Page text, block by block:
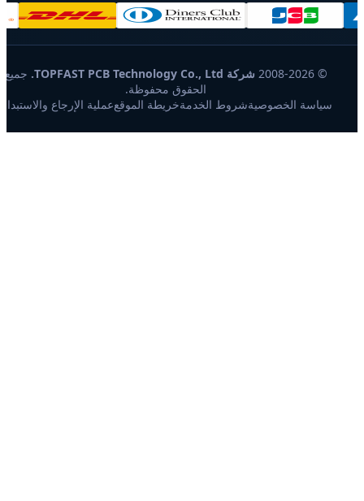
شركة TOPFAST PCB Technology Co., Ltd.
جميع
الحقوق محفوظة.
سياسة الخصوصيةشروط الخدمةخريطة الموقععملية الإرجاع والاستبدال